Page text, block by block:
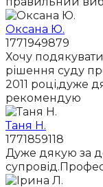
Оксана Ю.
1771949879
Хочу
рішення суду
2011 році,дуже
рекомендую
Таня Н.
1771859118
Дуже дякую за